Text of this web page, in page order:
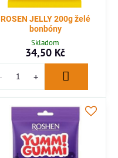
ROSEN JELLY 200g želé
bonbóny
Skladom
34,50 Kč